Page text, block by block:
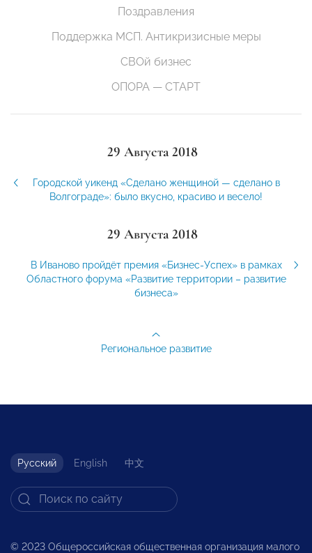
Поздравления
Поддержка МСП. Антикризисные меры
СВОй бизнес
ОПОРА — СТАРТ
29 Августа 2018
Городской уикенд «Сделано женщиной — сделано в
Волгограде»: было вкусно, красиво и весело!
29 Августа 2018
В Иваново пройдёт премия «Бизнес-Успех» в рамках
Областного форума «Развитие территории – развитие
бизнеса»
Региональное развитие
Русский English 中文
© 2023 Общероссийская общественная организация малого